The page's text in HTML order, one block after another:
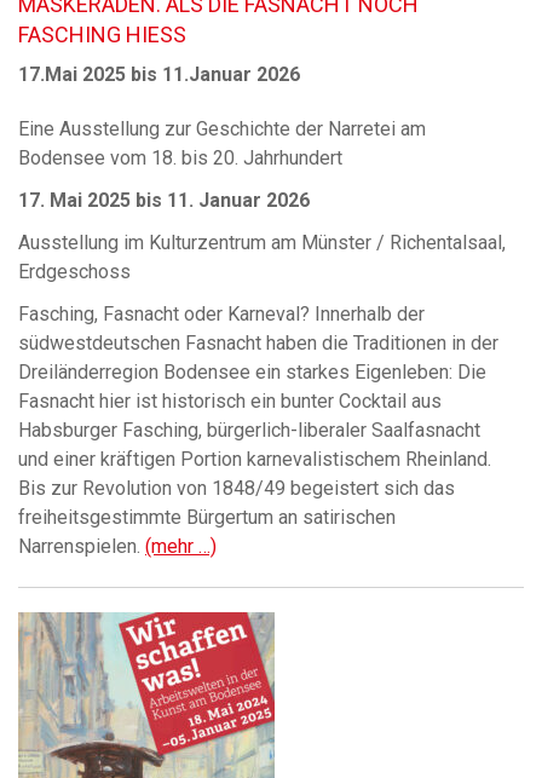
FASCHING HIESS
17.Mai 2025 bis 11.Januar 2026
Eine Ausstellung zur Geschichte der Narretei am
Bodensee vom 18. bis 20. Jahrhundert
17. Mai 2025 bis 11. Januar 2026
Ausstellung im Kulturzentrum am Münster / Richentalsaal,
Erdgeschoss
Fasching, Fasnacht oder Karneval? Innerhalb der
südwestdeutschen Fasnacht haben die Traditionen in der
Dreiländerregion Bodensee ein starkes Eigenleben: Die
Fasnacht hier ist historisch ein bunter Cocktail aus
Habsburger Fasching, bürgerlich-liberaler Saalfasnacht
und einer kräftigen Portion karnevalistischem Rheinland.
Bis zur Revolution von 1848/49 begeistert sich das
freiheitsgestimmte Bürgertum an satirischen
Narrenspielen. (mehr …)